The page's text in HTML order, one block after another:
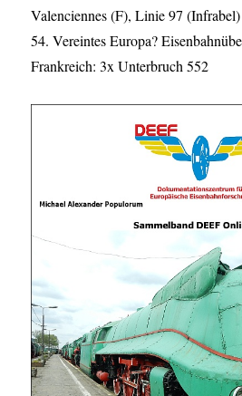
Valenciennes (F), Linie 97
54. Vereintes Europa?
Frankreich: 3x Unterbruch 552